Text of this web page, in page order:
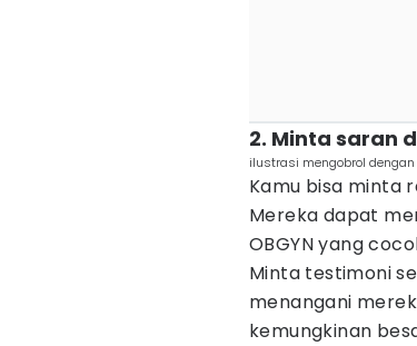
2. Minta saran
ilustrasi mengobrol
Kamu bisa minta
Mereka dapat
OBGYN yang
Minta testimoni
menangani
kemungkinan